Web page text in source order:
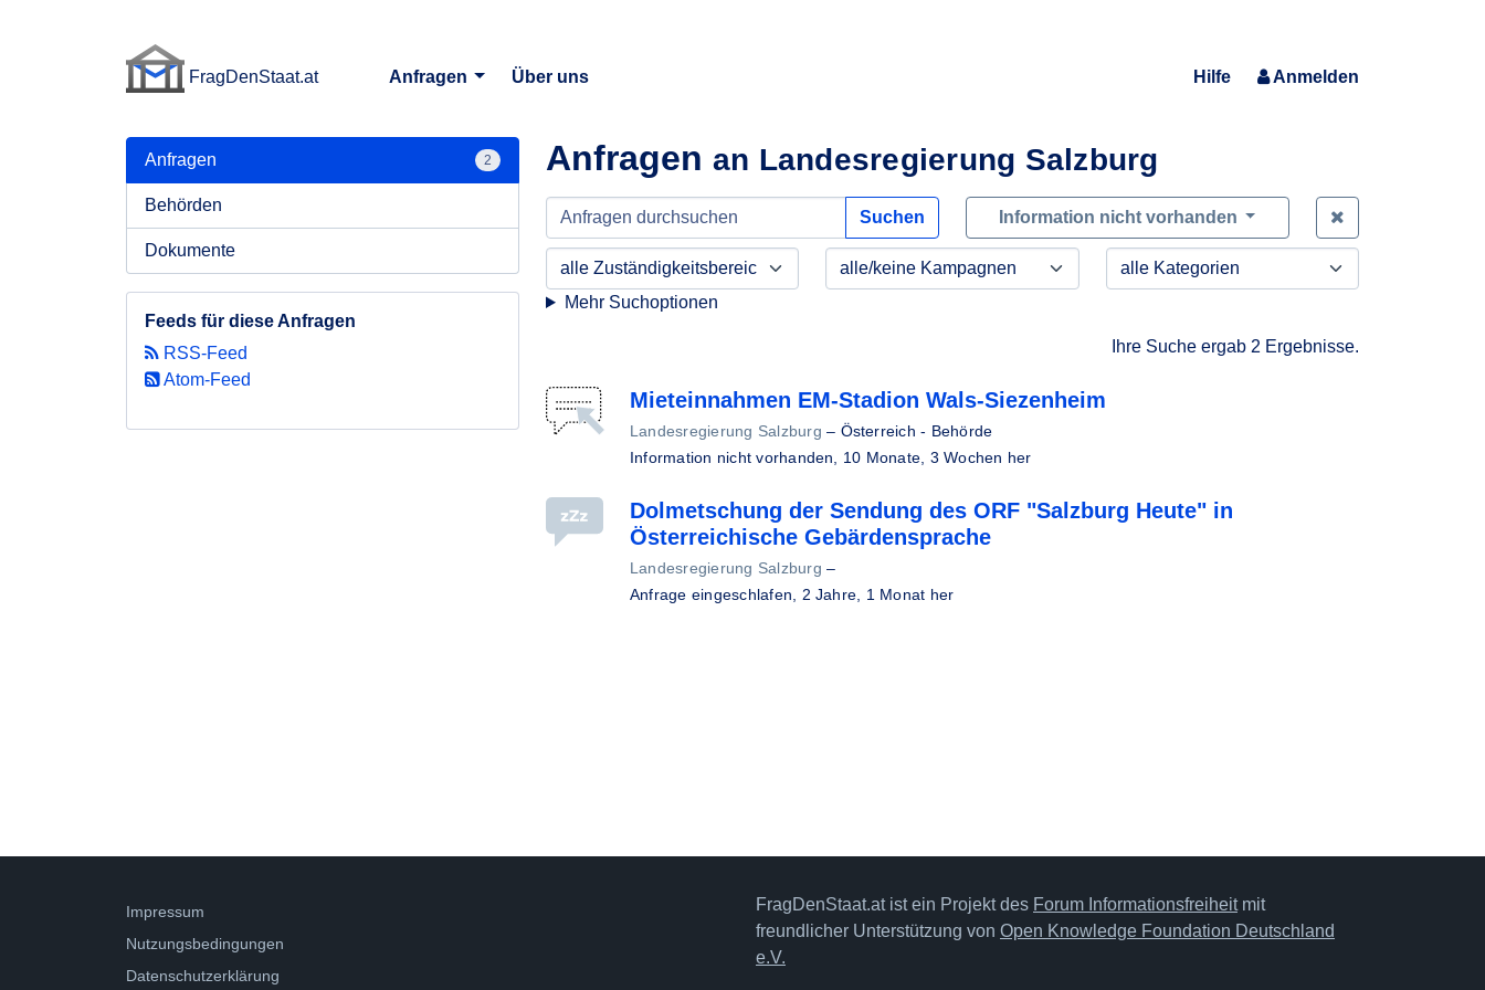
FragDenStaat.at
Anfragen
Über uns Hilfe Anmelden
Anfragen an Landesregierung Salzburg
Suchen Information nicht vorhanden
Mehr Suchoptionen
Ihre Suche ergab 2 Ergebnisse.
Mieteinnahmen EM-Stadion Wals-Siezenheim
Landesregierung Salzburg – Österreich - Behörde
Information nicht vorhanden, 10 Monate, 3 Wochen her
Dolmetschung der Sendung des ORF "Salzburg Heute" in
Österreichische Gebärdensprache
Landesregierung Salzburg –
Anfrage eingeschlafen, 2 Jahre, 1 Monat her
Anfragen 2
Behörden
Dokumente
Feeds für diese Anfragen
RSS-Feed
Atom-Feed
Impressum
Nutzungsbedingungen
Datenschutzerklärung
FragDenStaat.at ist ein Projekt des Forum Informationsfreiheitmit
freundlicher Unterstützung von Open Knowledge Foundation Deutschland
e.V.